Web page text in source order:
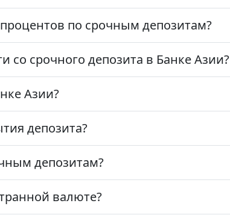
по срочным депозитам?
срочного депозита в Банке Азии?
Азии?
депозита?
депозитам?
валюте?